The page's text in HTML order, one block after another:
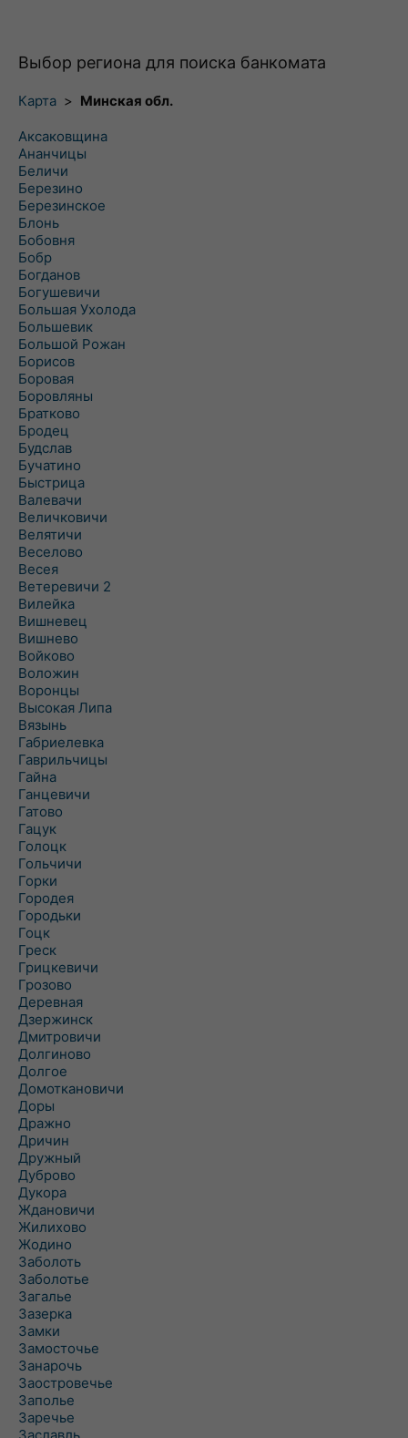
Выбор региона для поиска банкомата
Карта > Минская обл.
Аксаковщина
Ананчицы
Беличи
Березино
Березинское
Блонь
Бобовня
Бобр
Богданов
Богушевичи
Большая Ухолода
Большевик
Большой Рожан
Борисов
Боровая
Боровляны
Братково
Бродец
Будслав
Бучатино
Быстрица
Валевачи
Величковичи
Велятичи
Веселово
Весея
Ветеревичи 2
Вилейка
Вишневец
Вишнево
Войково
Воложин
Воронцы
Высокая Липа
Вязынь
Габриелевка
Гаврильчицы
Гайна
Ганцевичи
Гатово
Гацук
Голоцк
Гольчичи
Горки
Городея
Городьки
Гоцк
Греск
Грицкевичи
Грозово
Деревная
Дзержинск
Дмитровичи
Долгиново
Долгое
Домоткановичи
Доры
Дражно
Дричин
Дружный
Дуброво
Дукора
Ждановичи
Жилихово
Жодино
Заболоть
Заболотье
Загалье
Зазерка
Замки
Замосточье
Занарочь
Заостровечье
Заполье
Заречье